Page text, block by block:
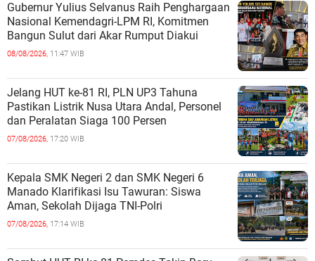
Gubernur Yulius Selvanus Raih Penghargaan
Nasional Kemendagri-LPM RI, Komitmen
Bangun Sulut dari Akar Rumput Diakui
08/08/2026, 11:47 WIB
Jelang HUT ke-81 RI, PLN UP3 Tahuna
Pastikan Listrik Nusa Utara Andal, Personel
dan Peralatan Siaga 100 Persen
07/08/2026, 17:20 WIB
Kepala SMK Negeri 2 dan SMK Negeri 6
Manado Klarifikasi Isu Tawuran: Siswa
Aman, Sekolah Dijaga TNI-Polri
07/08/2026, 17:14 WIB